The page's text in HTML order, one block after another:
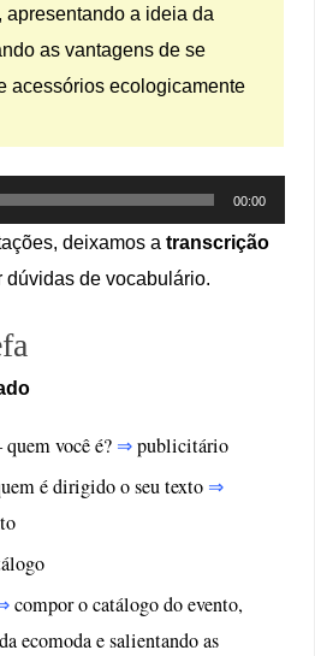
apresentando a ideia da
as vantagens de se
acessórios ecologicamente
00:00
deixamos atranscrição
dúvidas de vocabulário.
você é? ⇒publicitário
é dirigido o seu texto ⇒
compor o catálogo do evento,
ecomoda e salientando as